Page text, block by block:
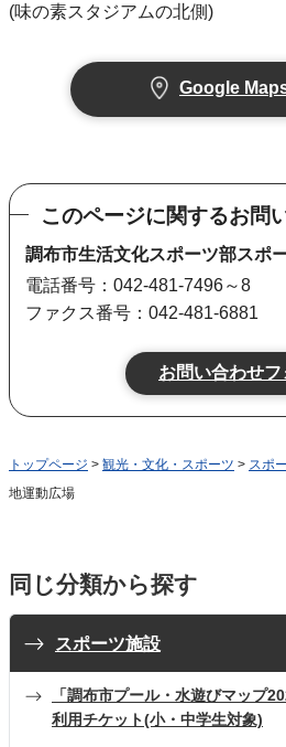
(味の素スタジアムの北側)
Google
このページに関するお問
調布市生活文化スポーツ部スポ
電話番号：042-481-7496～8
ファクス番号：042-481-6881
トップページ > 観光・文化・スポーツ > スポ
地運動広場
同じ分類から探す
スポーツ施設
「調布市プール・水遊びマップ
利用チケット(小・中学生対象)